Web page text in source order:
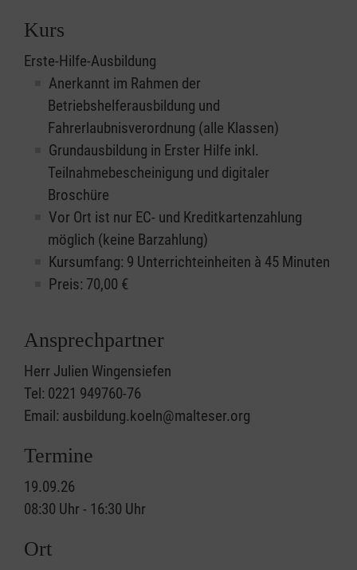
Kurs
Erste-Hilfe-Ausbildung
Anerkannt im Rahmen der
Betriebshelferausbildung und
Fahrerlaubnisverordnung (alle Klassen)
Grundausbildung in Erster Hilfe inkl.
Teilnahmebescheinigung und digitaler
Broschüre
Vor Ort ist nur EC- und Kreditkartenzahlung
möglich (keine Barzahlung)
Kursumfang: 9 Unterrichteinheiten à 45 Minuten
Preis: 70,00 €
Ansprechpartner
Herr Julien Wingensiefen
Tel: 0221 949760-76
Email: ausbildung.koeln@malteser.org
Termine
19.09.26
08:30 Uhr - 16:30 Uhr
Ort